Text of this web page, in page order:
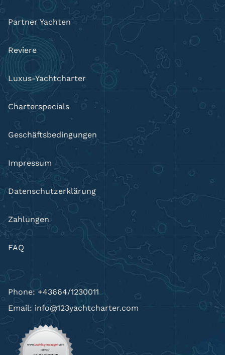
Partner Yachten
Reviere
Luxus-Yachtcharter
Charterspecials
Geschäftsbedingungen
Impressum
Datenschutzerklärung
Zahlungen
FAQ
Phone: +43664/1230011
Email: info@123yachtcharter.com